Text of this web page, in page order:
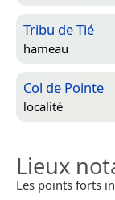
Tribu de Tié
hameau
Col de Pointe
localité
Lieux
Les points forts